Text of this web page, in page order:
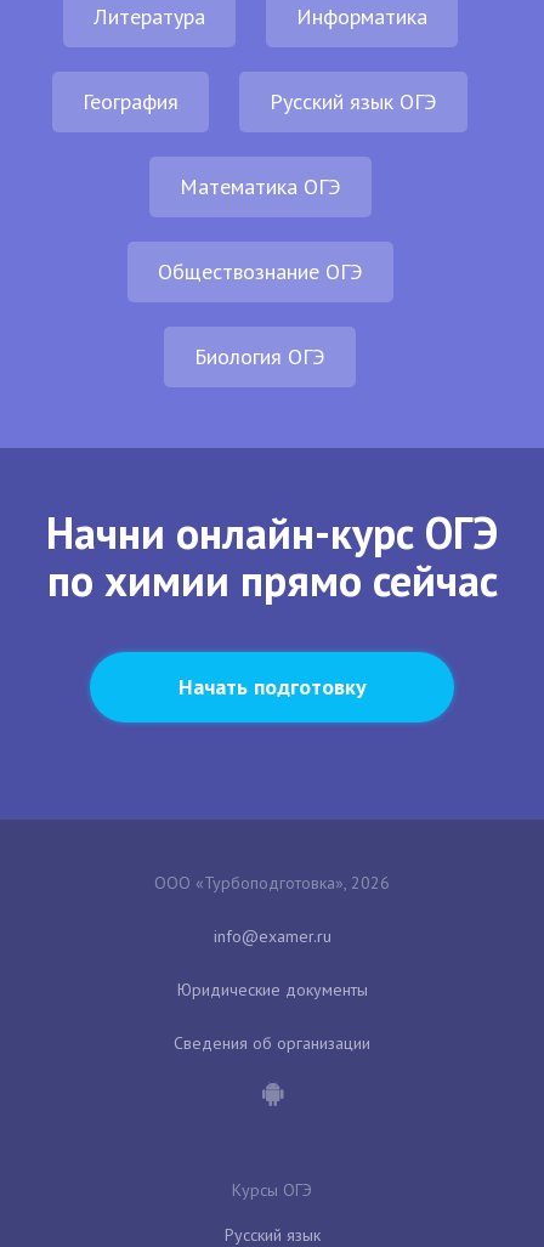
Литература Информатика
География Русский язык ОГЭ
Математика ОГЭ
Обществознание ОГЭ
Биология ОГЭ
Начни онлайн-курс ОГЭ
по химии прямо сейчас
Начать подготовку
ООО «Турбоподготовка», 2026
Юридические документы
Сведения об организации
Курсы ОГЭ
Русский язык